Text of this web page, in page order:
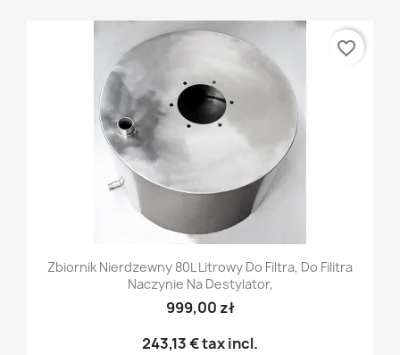
Zbiornik Nierdzewny 80L Litrowy Do Filtra, Do Filitra
Naczynie Na Destylator,
999,00 zł
243,13 €tax incl.
favorite_border